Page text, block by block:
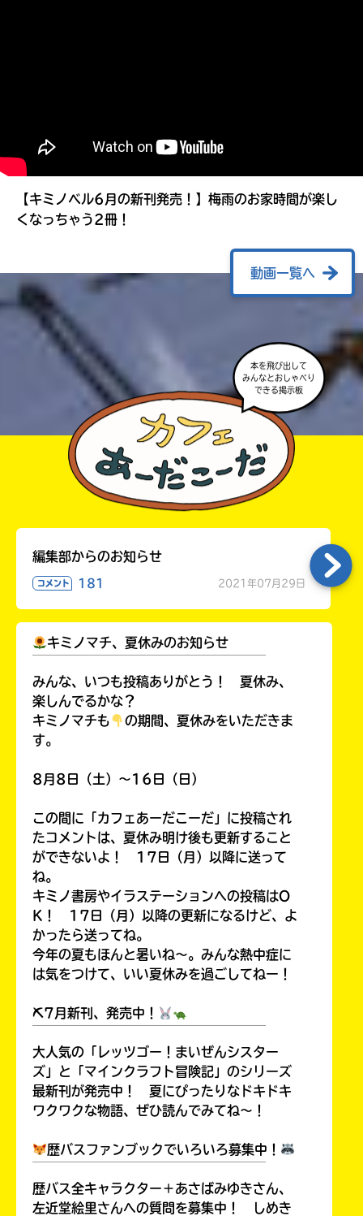
【キミノベル6月の新刊発売！】梅雨のお家時間が楽し
くなっちゃう2冊！
動画一覧へ
みんなとおしゃべり
できる掲示板
編集部からのお知らせ
コメント 181 2021年07月29日
キミノマチ、夏休みのお知らせ
みんな、いつも投稿ありがとう！ 夏休み、
楽しんでるかな？
キミノマチも
の期間、夏休みをいただきま
す。
8月8日（土）～16日（日）
この間に「カフェあーだこーだ」に投稿され
たコメントは、夏休み明け後も更新すること
ができないよ！ 17日（月）以降に送って
ね。
キミノ書房やイラステーションへの投稿はO
K！ 17日（月）以降の更新になるけど、よ
かったら送ってね。
今年の夏もほんと暑いね～。みんな熱中症に
は気をつけて、いい夏休みを過ごしてねー！
⛏7月新刊、発売中！
大人気の「レッツゴー！まいぜんシスター
ズ」と「マインクラフト冒険記」のシリーズ
最新刊が発売中！ 夏にぴったりなドキドキ
ワクワクな物語、ぜひ読んでみてね～！
歴バスファンブックでいろいろ募集中！
歴バス全キャラクター＋あさばみゆきさん、
左近堂絵里さんへの質問を募集中！ しめき